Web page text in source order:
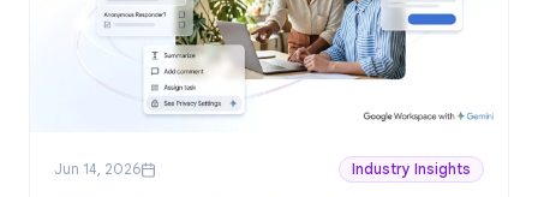
Industry Insights
Jun 14, 2026